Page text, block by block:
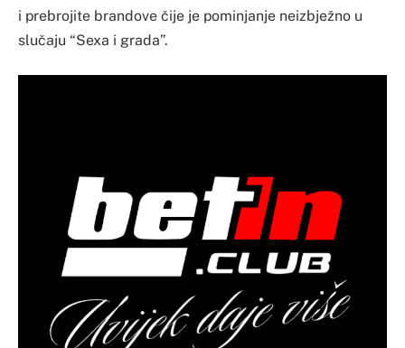
i prebrojite brandove čije je pominjanje neizbježno u
slučaju “Sexa i grada”.